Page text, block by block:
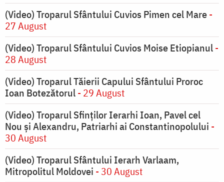
(Video) Troparul Sfântului Cuvios Pimen cel Mare-
27 August
(Video) Troparul Sfântului Cuvios Moise Etiopianul-
28 August
(Video) Troparul Tăierii Capului Sfântului Proroc
Ioan Botezătorul- 29 August
(Video) Troparul Sfinților Ierarhi Ioan, Pavel cel
Nou și Alexandru, Patriarhi ai Constantinopolului -
30 August
(Video) Troparul Sfântului Ierarh Varlaam,
Mitropolitul Moldovei - 30 August